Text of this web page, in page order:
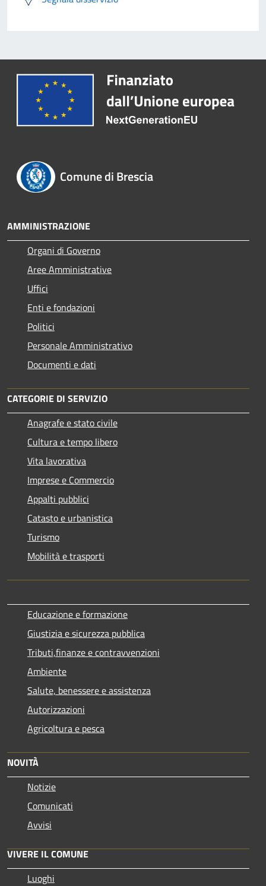
Comune di Brescia
AMMINISTRAZIONE
Organi di Governo
Aree Amministrative
Uffici
Enti e fondazioni
Politici
Personale Amministrativo
Documenti e dati
CATEGORIE DI SERVIZIO
Anagrafe e stato civile
Cultura e tempo libero
Vita lavorativa
Imprese e Commercio
Appalti pubblici
Catasto e urbanistica
Turismo
Mobilità e trasporti
Educazione e formazione
Giustizia e sicurezza pubblica
Tributi,finanze e contravvenzioni
Ambiente
Salute, benessere e assistenza
Autorizzazioni
Agricoltura e pesca
NOVITÀ
Notizie
Comunicati
Avvisi
VIVERE IL COMUNE
Luoghi